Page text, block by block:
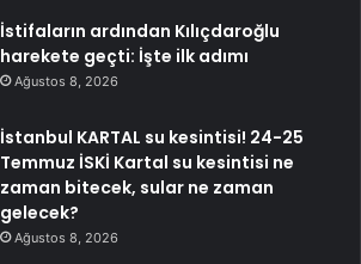
İstifaların ardından Kılıçdaroğlu
harekete geçti: İşte ilk adımı
Ağustos 8, 2026
İstanbul KARTAL su kesintisi! 24-25
Temmuz İSKİ Kartal su kesintisi ne
zaman bitecek, sular ne zaman
gelecek?
Ağustos 8, 2026